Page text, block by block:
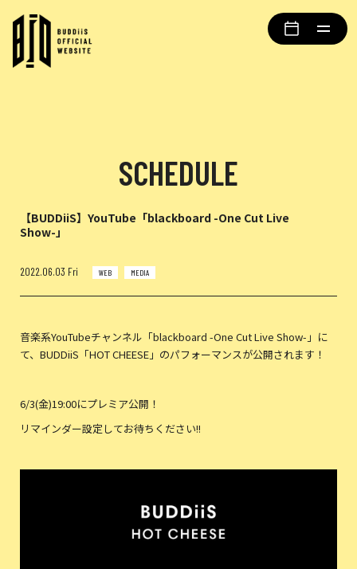
SCHEDULE
【BUDDiiS】YouTube「blackboard -One Cut Live
Show-」
2022.06.03 Fri WEB MEDIA
音楽系YouTubeチャンネル「blackboard -One Cut Live Show-」に
て、BUDDiiS「HOT CHEESE」のパフォーマンスが公開されます！
6/3(金)19:00にプレミア公開！
リマインダー設定してお待ちください!!